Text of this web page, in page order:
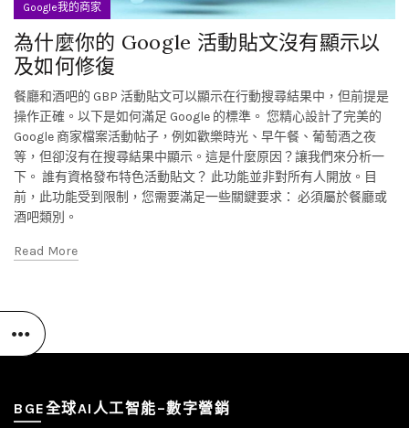
Google我的商家
為什麼你的 Google 活動貼文沒有顯示以
及如何修復
餐廳和酒吧的 GBP 活動貼文可以顯示在行動搜尋結果中，但前提是
操作正確。以下是如何滿足 Google 的標準。 您精心設計了完美的
Google 商家檔案活動帖子，例如歡樂時光、早午餐、葡萄酒之夜
等，但卻沒有在搜尋結果中顯示。這是什麼原因？讓我們來分析一
下。 誰有資格發布特色活動貼文？ 此功能並非對所有人開放。目
前，此功能受到限制，您需要滿足一些關鍵要求： 必須屬於餐廳或
酒吧類別。
Read More
BGE全球AI人工智能–數字營銷